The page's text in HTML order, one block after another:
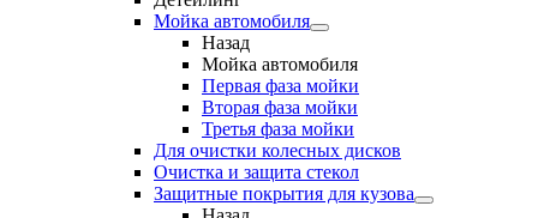
Мойка автомобиля
Назад
Мойка автомобиля
Первая фаза мойки
Вторая фаза мойки
Третья фаза мойки
Для очистки колесных дисков
Очистка и защита стекол
Защитные покрытия для кузова